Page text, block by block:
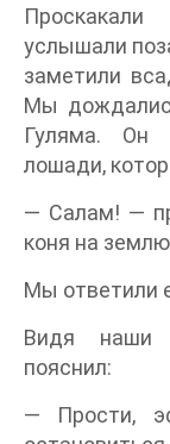
услышали
заметили
Мы
Гуляма. Он
лошади,
— Салам! —
коня на
Мы ответили
Видя наши
пояснил:
— Прости, эфенди 2, что я